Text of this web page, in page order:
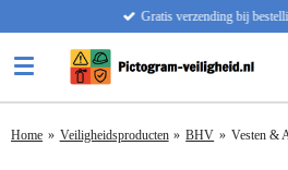
naar
de
hoofdinhoud
Gratis verzending bij
Home » Veiligheidsproducten » BHV » Vesten &